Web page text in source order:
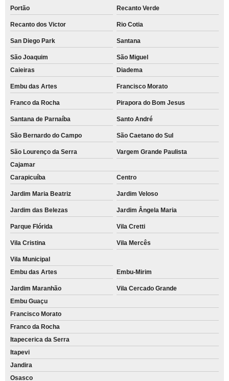
Portão Recanto Verde
Recanto dos Victor Rio Cotia
San Diego Park Santana
São Joaquim
São Miguel
Caieiras
Diadema
Embu das Artes Francisco Morato
Franco da Rocha Pirapora do Bom Jesus
Santana de Parnaíba Santo André
São Bernardo do Campo São Caetano do Sul
São Lourenço da Serra
Vargem Grande Paulista
Cajamar
Carapicuíba
Centro
Jardim Maria Beatriz Jardim Veloso
Jardim das Belezas Jardim Ângela Maria
Parque Flórida Vila Cretti
Vila Cristina Vila Mercês
Vila Municipal
Embu das Artes
Embu-Mirim
Jardim Maranhão
Vila Cercado Grande
Embu Guaçu
Francisco Morato
Franco da Rocha
Itapecerica da Serra
Itapevi
Jandira
Osasco